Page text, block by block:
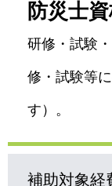
防災士
研修・試験
修・試験等
す）。
補助対象経